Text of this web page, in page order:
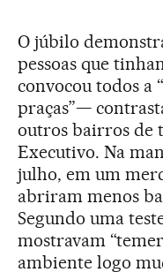
O júbilo
pessoas que
convocou todos a
praças”—
outros bairros de
Executivo. Na
julho, em um
abriram menos
Segundo uma
mostravam
ambiente logo